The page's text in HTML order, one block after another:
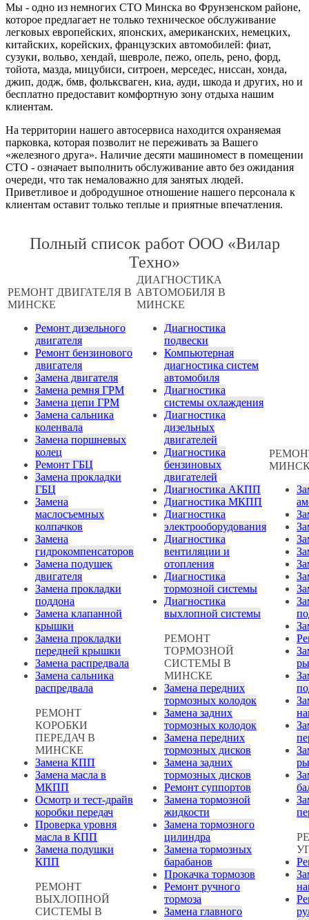
Мы - одно из немногих СТО Минска во Фрунзенском районе,
которое предлагает не только техническое обслуживание
легковых европейских, японских, американских, немецких,
китайских, корейских, французских автомобилей: фиат,
сузуки, вольво, хендай, шевроле, пежо, опель, рено, форд,
тойота, мазда, мицубиси, ситроен, мерседес, ниссан, хонда,
джип, додж, бмв, фольксваген, киа, ауди, шкода и других, но и
бесплатно предоставит комфортную зону отдыха нашим
клиентам.
На территории нашего автосервиса находится охраняемая
парковка, которая позволит не переживать за Вашего
«железного друга». Наличие десяти машиномест в помещении
СТО - означает выполнить обслуживание авто без ожидания
очереди, что так немаловажно для занятых людей.
Приветливое и добродушное отношение нашего персонала к
клиентам оставит только теплые и приятные впечатления.
Полный список работ ООО «Вилар
Техно»
РЕМОНТ ДВИГАТЕЛЯ В
МИНСКЕ
Ремонт дизельного
двигателя
Ремонт бензинового
двигателя
Замена двигателя
Замена ремня ГРМ
Замена цепи ГРМ
Замена сальника
коленвала
Замена поршневых
колец
Ремонт ГБЦ
Замена прокладки
ГБЦ
Замена
маслосъемных
колпачков
Замена
гидрокомпенсаторов
Замена подушек
двигателя
Замена прокладки
поддона
Замена клапанной
крышки
Замена прокладки
передней крышки
Замена распредвала
Замена сальника
распредвала
РЕМОНТ
КОРОБКИ
ПЕРЕДАЧ В
МИНСКЕ
Замена КПП
Замена масла в
МКПП
Осмотр и тест-драйв
коробки передач
Проверка уровня
масла в КПП
Замена подушки
КПП
РЕМОНТ
ВЫХЛОПНОЙ
СИСТЕМЫ В
ДИАГНОСТИКА
АВТОМОБИЛЯ В
МИНСКЕ
Диагностика
подвески
Компьютерная
диагностика систем
автомобиля
Диагностика
системы охлаждения
Диагностика
дизельных
двигателей
Диагностика
бензиновых
двигателей
Диагностика АКПП
Диагностика МКПП
Диагностика
электрооборудования
Диагностика
вентиляции и
отопления
Диагностика
тормозной системы
Диагностика
выхлопной системы
РЕМОНТ
ТОРМОЗНОЙ
СИСТЕМЫ В
МИНСКЕ
Замена передних
тормозных колодок
Замена задних
тормозных колодок
Замена передних
тормозных дисков
Замена задних
тормозных дисков
Ремонт суппортов
Замена тормозной
жидкости
Замена тормозного
цилиндра
Замена тормозных
барабанов
Прокачка тормозов
Ремонт ручного
тормоза
Замена главного